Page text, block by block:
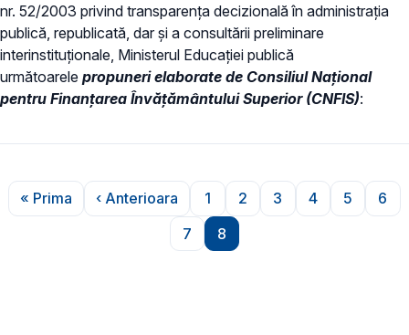
nr. 52/2003 privind transparenţa decizională în administraţia
publică, republicată, dar și a consultării preliminare
interinstituționale, Ministerul Educaţiei publică
următoarele propuneri elaborate de Consiliul Național
pentru Finanțarea Învățământului Superior (CNFIS):
Paginare
Prima pagină
« Prima
Pagina anterioară
‹ Anterioara
Pagina
1
Pagina
2
Pagina
3
Pagina
4
Pagina
5 6
Pagina
7
Pagina
8